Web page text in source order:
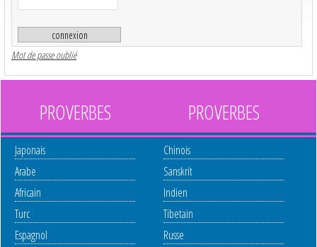
Mot de passe oublié
PROVERBES
Japonais
Arabe
Africain
Turc
Espagnol
PROVERBES
Chinois
Sanskrit
Indien
Tibetain
Russe